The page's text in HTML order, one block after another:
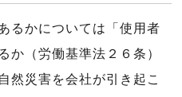
るかについては「使用者
か（労働基準法２６条）
然災害を会社が引き起こ